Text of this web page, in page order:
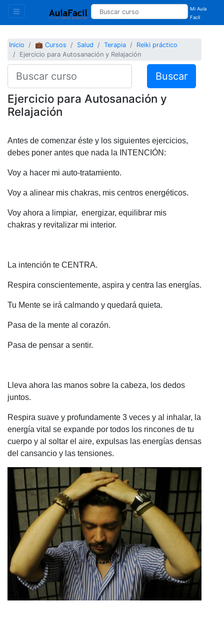
Mi Aula
Facil
Inicio 💼 Cursos Salud Terapia
Reiki práctico
Ejercicio para Autosanación y Relajación
Buscar
Ejercicio para Autosanación y
Relajación
Antes de comenzar éste y los siguientes ejercicios,
debes poner antes que nada la INTENCIÓN:
Voy a hacer mi auto-tratamiento.
Voy a alinear mis chakras, mis centros energéticos.
Voy ahora a limpiar, energizar, equilibrar mis
chakras y revitalizar mi interior.
La intención te CENTRA.
Respira conscientemente, aspira y centra las energías.
Tu Mente se irá calmando y quedará quieta.
Pasa de la mente al corazón.
Pasa de pensar a sentir.
Lleva ahora las manos sobre la cabeza, los dedos
juntos.
Respira suave y profundamente 3 veces y al inhalar, la
energía vital se expande por todos los rincones de tu
cuerpo y al soltar el aire, expulsas las energías densas
del cansancio y las tensiones.